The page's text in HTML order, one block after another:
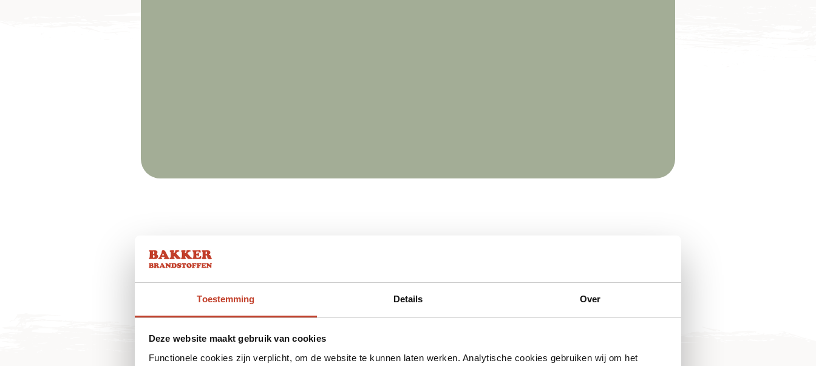
Toestemming Details Over
Deze website maakt gebruik van cookies
Functionele cookies zijn verplicht, om de website te kunnen laten werken. Analytische cookies gebruiken wij om het